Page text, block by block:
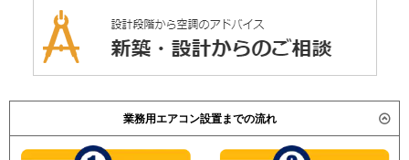
業務用エアコン設置までの流れ